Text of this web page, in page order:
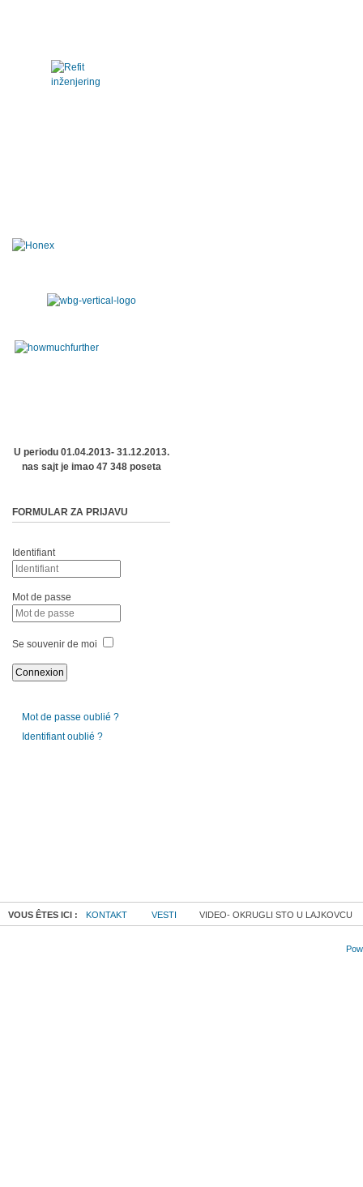
U periodu 01.04.2013- 31.12.2013.
nas sajt je imao 47 348 poseta
FORMULAR ZA PRIJAVU
Identifiant
Mot de passe
Se souvenir de moi
Mot de passe oublié ?
Identifiant oublié ?
VOUS ÊTES ICI : KONTAKT VESTI VIDEO- OKRUGLI STO U LAJKOVCU